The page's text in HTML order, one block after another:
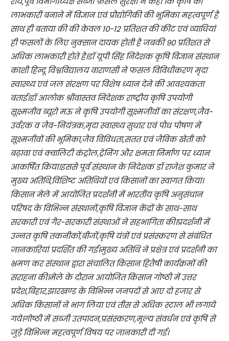
लाभकारी बनाने में विज्ञान एवं प्रौद्योगिकी की भूमिका महत्वपूर्ण है
साथ ही बताया की की केवल 10-12 प्रतिशत की कीट एवं व्याधियां
ही फसलों के लिए नुक्सान दायक होती है जबकी 90 प्रतिशत से
अधिक लाभकारी होते है।डॉ यूपी सिंह निदेशक कृषि विज्ञान संस्थान
काशी हिन्दू विश्वविद्यालय वाराणसी ने फसल विविधीकरण मृदा
स्वास्थ्य एवं जल संरक्षण पर विशेष ध्यान देने की आवश्यकता
बताई।डॉ आलोक श्रीवास्तव निदेशक राष्ट्रीय कृषि उपयोगी
सूक्ष्मजीव ब्यूरो मऊ ने कृषि उपयोगी सूक्ष्मजीवों का संरक्षण,जैव-
उर्वरक व जैव-नियंत्रक,मृदा स्वास्थ्य सुधार एवं पौध पोषण में
सूक्ष्मजीवों की भूमिका,जैव विविधता,सतत एवं जैविक खेती को
बढ़ावा एवं क्वालिटी कंट्रोल,ट्रेनिंग और क्षमता निर्माण पर ध्यान
आकर्षित किया।इससे पूर्व संस्थान के निदेशक डॉ राजेश कुमार ने
मुख्य अतिथि,विशिष्ट अतिथियों एवं किसानों का स्वागत किया।
किसान मेले में आयोजित प्रदर्शनी में भारतीय कृषि अनुसंधान
परिषद के विभिन्न संस्थानों,कृषि विज्ञान केंद्रों के साथ-साथ
सरकारी एवं गैर-सरकारी संस्थाओं ने सहभागिता की।प्रदर्शनी में
उन्नत कृषि तकनीकों,बीजों,कृषि यंत्रों एवं प्रसंस्करण से संबंधित
जानकारियां प्रदर्शित की गईं।मुख्य अतिथि ने प्रक्षेत्र एवं प्रदर्शनी का
भ्रमण कर संस्थान द्वारा संचालित किसान हितैषी कार्यक्रमों की
सराहना की।मेले के दौरान आयोजित किसान गोष्ठी में उत्तर
प्रदेश,बिहार,झारखण्ड के विभिन्न जनपदों से आए दो हजार से
अधिक किसानों ने भाग लिया एवं तीस से अधिक स्टाल भी लगाये
गये।गोष्ठी में सब्जी उतपादन,प्रसंस्करण,मूल्य संवर्धन एवं कृषि से
जुड़े विभिन्न महत्वपूर्ण विषय पर जानकारी दी गई।